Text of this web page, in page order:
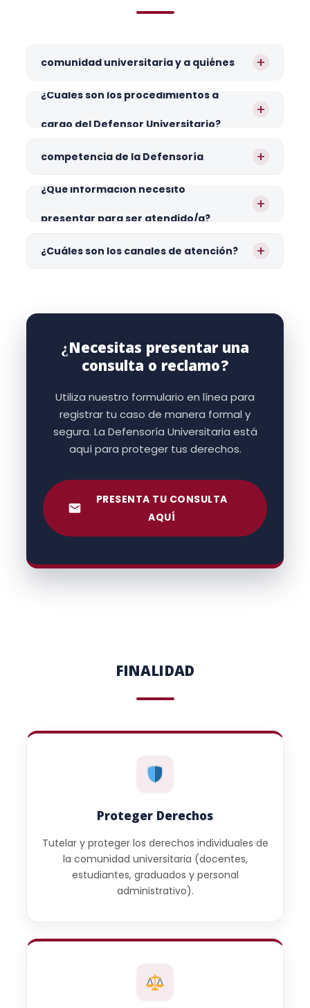
comunidad universitaria y a quiénes
atiende?
+
¿Cuáles son los procedimientos a
cargo del Defensor Universitario?
+
¿Cuáles son los asuntos de no
competencia de la Defensoría
Universitaria?
+
¿Qué información necesito
presentar para ser atendido/a?
+
¿Cuáles son los canales de atención? +
¿Necesitas presentar una
consulta o reclamo?
Utiliza nuestro formulario en línea para
registrar tu caso de manera formal y
segura. La Defensoría Universitaria está
aquí para proteger tus derechos.
PRESENTA TU CONSULTA
AQUÍ
FINALIDAD
Proteger Derechos
Tutelar y proteger los derechos individuales de
la comunidad universitaria (docentes,
estudiantes, graduados y personal
administrativo).